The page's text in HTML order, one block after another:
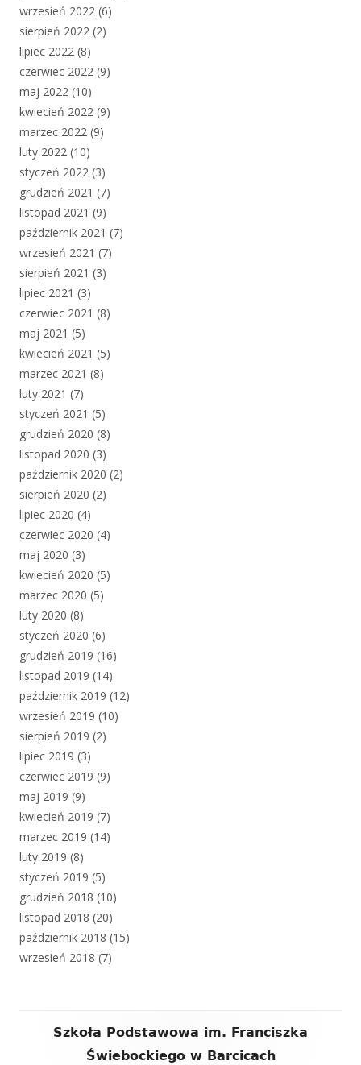
wrzesień 2022 (6)
sierpień 2022 (2)
lipiec 2022 (8)
czerwiec 2022 (9)
maj 2022 (10)
kwiecień 2022 (9)
marzec 2022 (9)
luty 2022 (10)
styczeń 2022 (3)
grudzień 2021 (7)
listopad 2021 (9)
październik 2021 (7)
wrzesień 2021 (7)
sierpień 2021 (3)
lipiec 2021 (3)
czerwiec 2021 (8)
maj 2021 (5)
kwiecień 2021 (5)
marzec 2021 (8)
luty 2021 (7)
styczeń 2021 (5)
grudzień 2020 (8)
listopad 2020 (3)
październik 2020 (2)
sierpień 2020 (2)
lipiec 2020 (4)
czerwiec 2020 (4)
maj 2020 (3)
kwiecień 2020 (5)
marzec 2020 (5)
luty 2020 (8)
styczeń 2020 (6)
grudzień 2019 (16)
listopad 2019 (14)
październik 2019 (12)
wrzesień 2019 (10)
sierpień 2019 (2)
lipiec 2019 (3)
czerwiec 2019 (9)
maj 2019 (9)
kwiecień 2019 (7)
marzec 2019 (14)
luty 2019 (8)
styczeń 2019 (5)
grudzień 2018 (10)
listopad 2018 (20)
październik 2018 (15)
wrzesień 2018 (7)
Zawartość
Szkoła Podstawowa im. Franciszka
Świebockiego w Barcicach